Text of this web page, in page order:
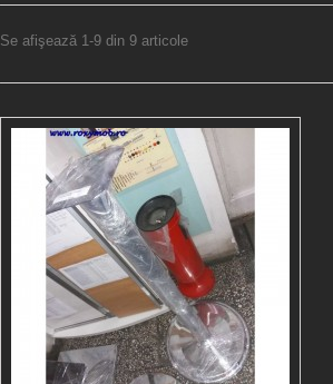
Se afişează 1-9 din 9 articole